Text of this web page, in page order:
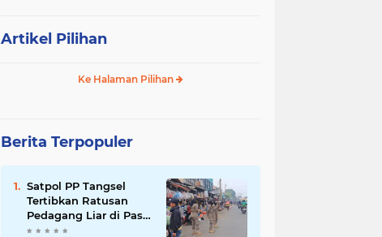
Artikel Pilihan
Ke Halaman Pilihan
Berita Terpopuler
Satpol PP Tangsel
Tertibkan Ratusan
Pedagang Liar di Pasar
Serpong, Ganggu Lalu